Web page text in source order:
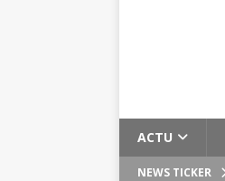
ACTU
NEWS TICKER